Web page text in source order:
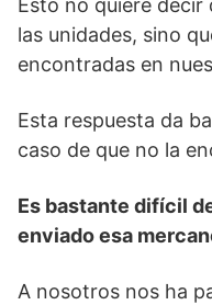
Esto no quiere
las unidades, sino
encontradas en
Esta respuesta da
caso de que no la
Es bastante difícil
enviado esa
A nosotros nos ha